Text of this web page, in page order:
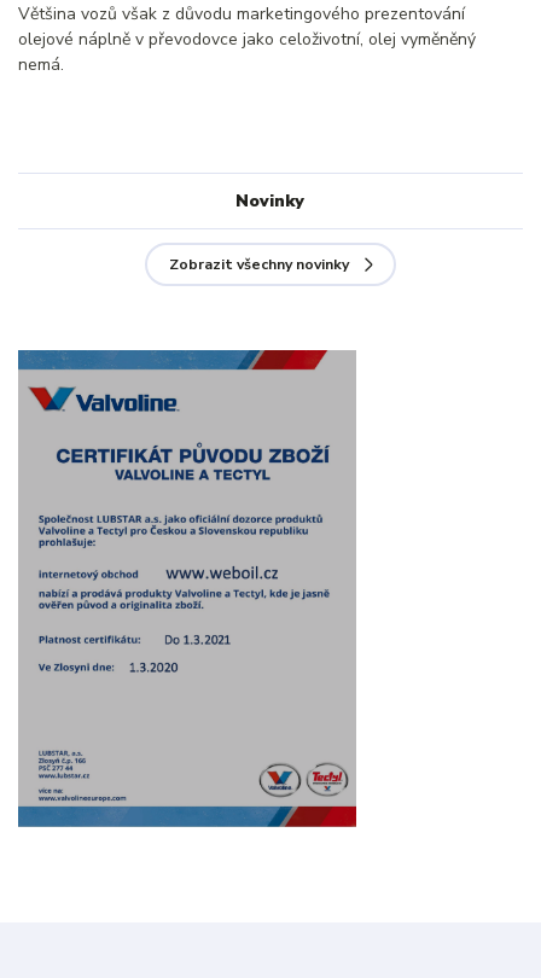
Novinky
Zobrazit všechny novinky
Většina vozů však z důvodu marketingového prezentování
olejové náplně v převodovce jako celoživotní, olej vyměněný
nemá.